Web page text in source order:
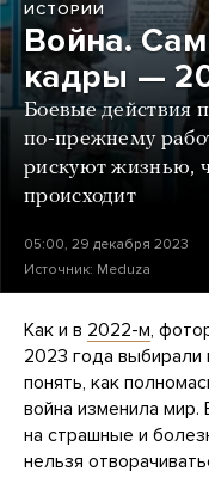
ИСТОРИИ
Война.
кадры —
Боевые действия
по-прежнему
рискуют жизнью,
происходит
05:00, 29 декабря 2023
Источник: Meduza
Как и в 2022-м,
2023 года
понять, как
война изменила
на страшные и
нельзя